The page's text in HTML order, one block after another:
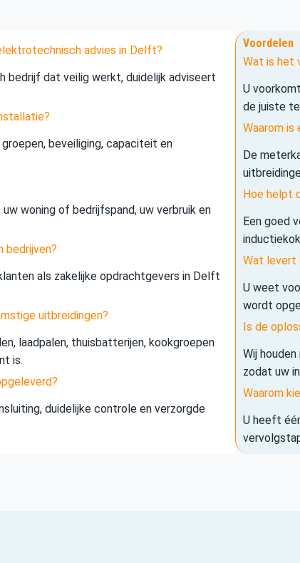
advies in Delft?
bedrijf dat veilig werkt, duidelijk adviseert
beveiliging, capaciteit en
woning of bedrijfspand, uw verbruik en
bedrijven?
als zakelijke opdrachtgevers in Delft
uitbreidingen?
laadpalen, thuisbatterijen, kookgroepen
is.
duidelijke controle en verzorgde
Voordelen
Wat is het
U
de juiste
Waarom
De
Hoe helpt
Een goed
Wat levert
U weet
wordt
Is de
Wij
zodat uw
Waarom
U heeft